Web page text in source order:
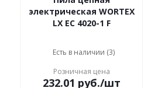
электрическая WORTEX
LX EC 4020-1 F
Есть в наличии (3)
Розничная цена
232.01 руб./шт